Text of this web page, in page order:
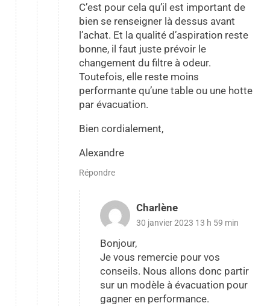
C’est pour cela qu’il est important de
bien se renseigner là dessus avant
l’achat. Et la qualité d’aspiration reste
bonne, il faut juste prévoir le
changement du filtre à odeur.
Toutefois, elle reste moins
performante qu’une table ou une hotte
par évacuation.
Bien cordialement,
Alexandre
Répondre
Charlène
30 janvier 2023 13 h 59 min
Bonjour,
Je vous remercie pour vos
conseils. Nous allons donc partir
sur un modèle à évacuation pour
gagner en performance.